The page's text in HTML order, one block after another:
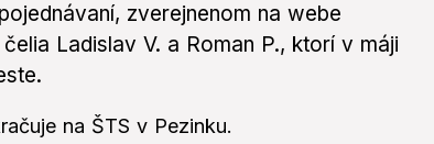
zverejnenom na webe
Ladislav V. a Roman P., ktorí v máji
na ŠTS v Pezinku.